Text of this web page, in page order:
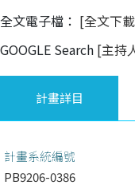
全文電子檔： [全文下
GOOGLE Search [主持
計畫詳目
計畫系統編號
PB9206-0386